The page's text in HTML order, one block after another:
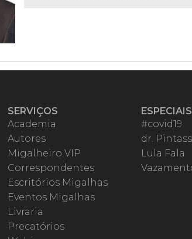
SERVIÇOS
Academia
Autores
Migalheiro VIP
Correspondentes
Escritórios Migalhas
Eventos Migalhas
Livraria
Precatórios
ESPECIAIS
#covid19
dr.
Lula Fala